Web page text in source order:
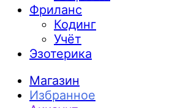
Фриланс
Кодинг
Учёт
Эзотерика
Магазин
Избранное